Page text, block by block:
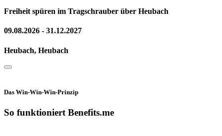
Freiheit spüren im Tragschrauber über Heubach
09.08.2026 - 31.12.2027
Heubach, Heubach
Das Win-Win-Win-Prinzip
So funktioniert Benefits.me